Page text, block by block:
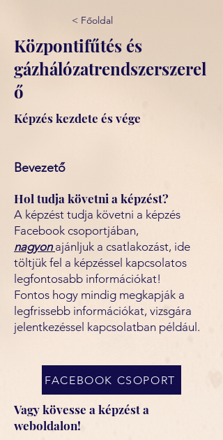
< Főoldal
Központifűtés és
gázhálózatrendszerszerel
ő
Képzés kezdete és vége
Bevezető
Hol tudja követni a képzést?
A képzést tudja követni a képzés
Facebook csoportjában,
nagyonajánljuk a csatlakozást, ide
töltjük fel a képzéssel kapcsolatos
legfontosabb információkat!
Fontos hogy mindig megkapják a
legfrissebb információkat, vizsgára
jelentkezéssel kapcsolatban például.
FACEBOOK CSOPORT
Vagy kövesse a képzést a
weboldalon!